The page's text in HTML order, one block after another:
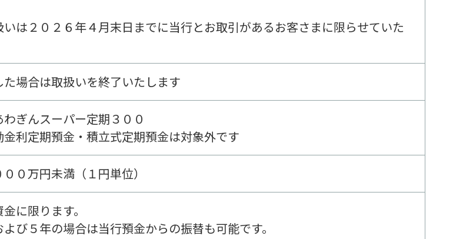
は２０２６年４月末日までに当行とお取引があるお客さまに限らせていた
場合は取扱いを終了いたします
ぎんスーパー定期３００
利定期預金・積立式定期預金は対象外です
０万円未満（１円単位）
に限ります。
び５年の場合は当行預金からの振替も可能です。